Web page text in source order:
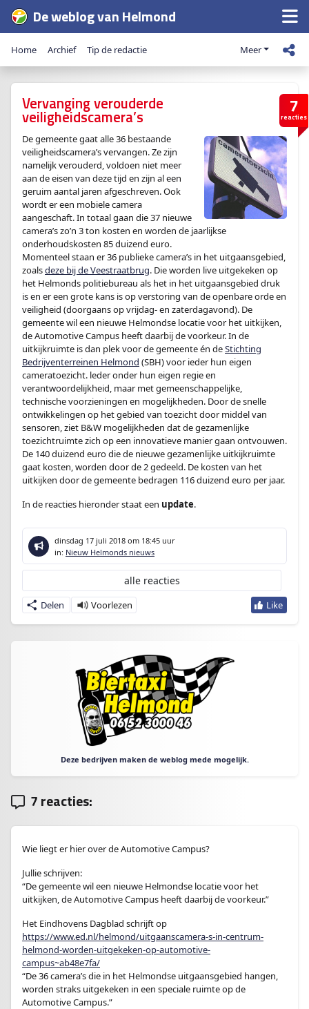
De weblog van Helmond
Home Archief Tip de redactie Meer
7
reacties
Vervanging verouderde
veiligheidscamera’s
De gemeente gaat alle 36 bestaande
veiligheidscamera’s vervangen. Ze zijn
namelijk verouderd, voldoen niet meer
aan de eisen van deze tijd en zijn al een
geruim aantal jaren afgeschreven. Ook
wordt er een mobiele camera
aangeschaft. In totaal gaan die 37 nieuwe
camera’s zo’n 3 ton kosten en worden de jaarlijkse
onderhoudskosten 85 duizend euro.
Momenteel staan er 36 publieke camera’s in het uitgaansgebied,
zoalsdeze bij de Veestraatbrug. Die worden live uitgekeken op
het Helmonds politiebureau als het in het uitgaansgebied druk
is en er een grote kans is op verstoring van de openbare orde en
veiligheid (doorgaans op vrijdag- en zaterdagavond). De
gemeente wil een nieuwe Helmondse locatie voor het uitkijken,
de Automotive Campus heeft daarbij de voorkeur. In de
uitkijkruimte is dan plek voor de gemeente én deStichting
Bedrijventerreinen Helmond (SBH) voor ieder hun eigen
cameratoezicht. leder onder hun eigen regie en
verantwoordelijkheid, maar met gemeenschappelijke,
technische voorzieningen en mogelijkheden. Door de snelle
ontwikkelingen op het gebied van toezicht door middel van
sensoren, ziet B&W mogelijkheden dat de gezamenlijke
toezichtruimte zich op een innovatieve manier gaan ontvouwen.
De 140 duizend euro die de nieuwe gezamenlijke uitkijkruimte
gaat kosten, worden door de 2 gedeeld. De kosten van het
uitkijken door de gemeente bedragen 116 duizend euro per jaar.
In de reacties hieronder staat een update.
dinsdag 17 juli 2018 om 18:45 uur
in: Nieuw Helmonds nieuws
Delen
alle reacties
Deze bedrijven maken de weblog mede mogelijk.
7 reacties:
Wie liegt er hier over de Automotive Campus?
Jullie schrijven:
“De gemeente wil een nieuwe Helmondse locatie voor het
uitkijken, de Automotive Campus heeft daarbij de voorkeur.”
Het Eindhovens Dagblad schrijft op
https://www.ed.nl/helmond/uitgaanscamera-s-in-centrum-
helmond-worden-uitgekeken-op-automotive-
campus~ab48e7fa/
“De 36 camera’s die in het Helmondse uitgaansgebied hangen,
worden straks uitgekeken in een speciale ruimte op de
Automotive Campus.”